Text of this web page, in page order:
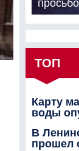
ТОП
Карту
воды
В
прошел